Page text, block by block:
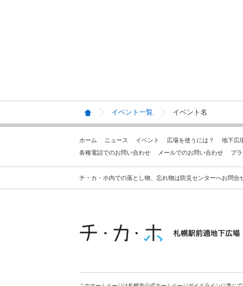
イベント一覧 イベント名
ホーム ニュース イベント 広場を使うには？ 地下広
各種電話でのお問い合わせ
メールでのお問い合わせ プ
チ・カ・ホ内での落とし物、忘れ物は防災センターへお問合